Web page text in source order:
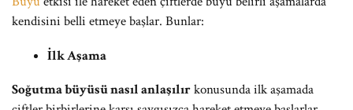
kendisini belli etmeye başlar. Bunlar:
İlk Aşama
Soğutma büyüsü nasıl anlaşılırkonusunda ilk aşamada